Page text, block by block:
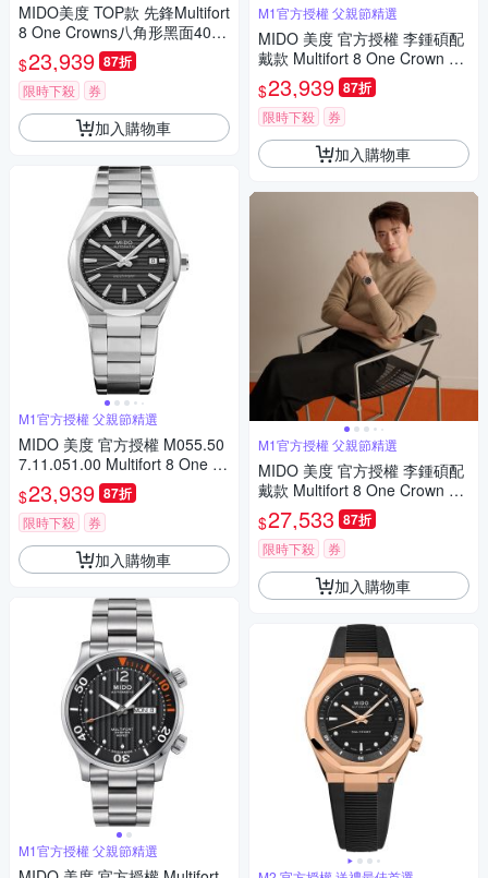
MIDO美度 TOP款 先鋒Multifort
8 One Crowns八角形黑面40㎜
M6(M0555071105100)
$23,939 87折
限時下殺 券
加入購物車
M1官方授權 父親節精選
MIDO 美度 官方授權 M055.50
7.11.051.00 Multifort 8 One Cr
own 先鋒系列 幾何八角機械錶
寵爸時刻 送禮推薦-黑 M05550
71105100
$23,939 87折
限時下殺 券
加入購物車
M1官方授權 父親節精選
M1官方授權 父親節精選
MIDO 美度 官方授權 李鍾碩配
戴款 Multifort 8 One Crown 先
鋒系列 幾何八角機械錶 寵爸時
刻 送禮推薦-藍 M0555071104
100
$23,939 87折
限時下殺 券
加入購物車
M1官方授權 父親節精選
MIDO 美度 官方授權 李鍾碩配
戴款 Multifort 8 One Crown 先
鋒系列 幾何八角機械錶 寵爸時
刻 送禮推薦 M0555072205100
$27,533 87折
限時下殺 券
加入購物車